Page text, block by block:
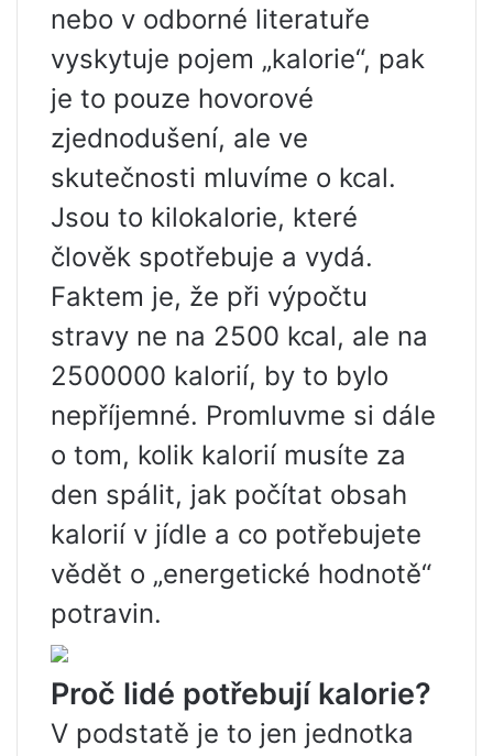
nebo v odborné literatuře
vyskytuje pojem „kalorie“, pak
je to pouze hovorové
zjednodušení, ale ve
skutečnosti mluvíme o kcal.
Jsou to kilokalorie, které
člověk spotřebuje a vydá.
Faktem je, že při výpočtu
stravy ne na 2500 kcal, ale na
2500000 kalorií, by to bylo
nepříjemné. Promluvme si dále
o tom, kolik kalorií musíte za
den spálit, jak počítat obsah
kalorií v jídle a co potřebujete
vědět o „energetické hodnotě“
potravin.
Proč lidé potřebují kalorie?
V podstatě je to jen jednotka